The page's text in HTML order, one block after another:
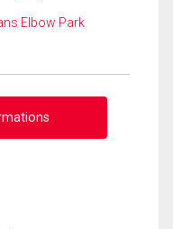
Elbow Park